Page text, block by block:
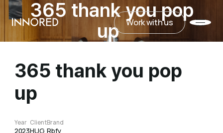
INNORED
Work with us
Work with us
365 thank you pop
up
365 thank you pop
up
Year
2023
Client
HUG
Brand
Rbfy